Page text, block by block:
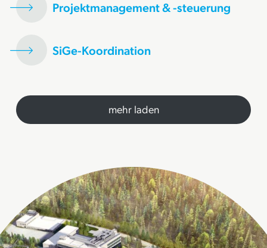
Projektmanagement & -steuerung
SiGe-Koordination
mehr laden